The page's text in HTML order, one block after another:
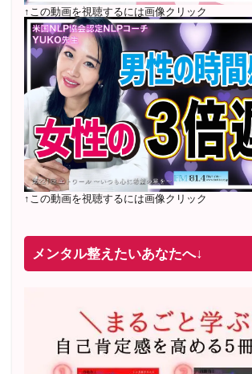
↑この動画を視聴するには画像クリック
↑この動画を視聴するには画像クリック
メンタル整えたいあなたへ↓